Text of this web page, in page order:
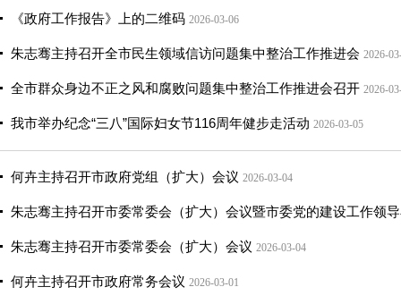
《政府工作报告》上的二维码 2026-03-06
朱志骞主持召开全市民生领域信访问题集中整治工作推进会 2026-
全市群众身边不正之风和腐败问题集中整治工作推进会召开 2026-
我市举办纪念“三八”国际妇女节116周年健步走活动 2026-03-05
何卉主持召开市政府党组（扩大）会议 2026-03-04
朱志骞主持召开市委常委会（扩大）会议暨市委党的建设工作领
朱志骞主持召开市委常委会（扩大）会议 2026-03-04
何卉主持召开市政府常务会议 2026-03-01